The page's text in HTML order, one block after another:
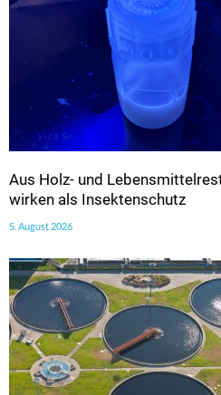
Aus Holz- und
wirken als Insektenschutz
5. August 2026